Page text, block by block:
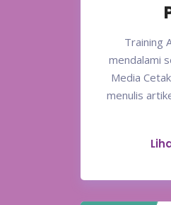
Training
mendalami
Media
menulis